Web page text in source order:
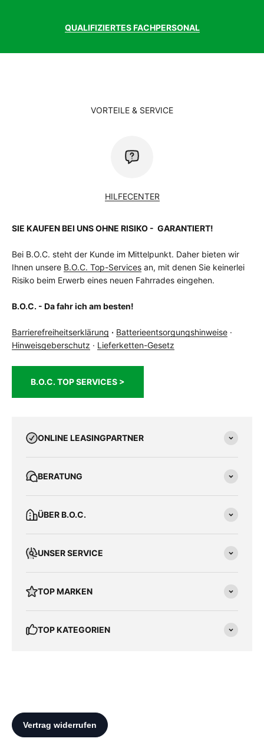
QUALIFIZIERTES FACHPERSONAL
VORTEILE & SERVICE
HILFECENTER
SIE KAUFEN BEI UNS OHNE RISIKO - GARANTIERT!
Bei B.O.C. steht der Kunde im Mittelpunkt. Daher bieten wir
Ihnen unsere B.O.C. Top-Services an, mit denen Sie keinerlei
Risiko beim Erwerb eines neuen Fahrrades eingehen.
B.O.C. - Da fahr ich am besten!
Barrierefreiheitserklärung · Batterieentsorgungshinweise ·
Hinweisgeberschutz · Lieferketten-Gesetz
B.O.C. TOP SERVICES >
ONLINE LEASINGPARTNER
BERATUNG
ÜBER B.O.C.
UNSER SERVICE
TOP MARKEN
TOP KATEGORIEN